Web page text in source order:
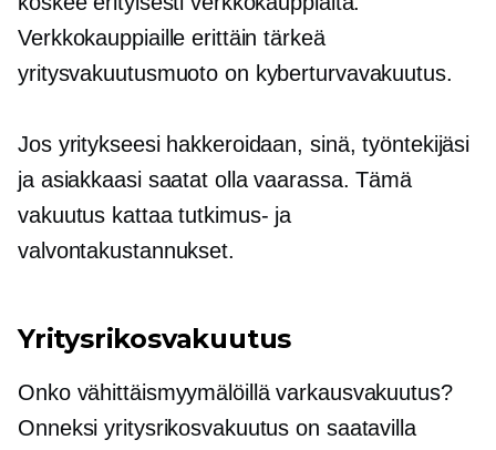
Verkkokauppiaille erittäin tärkeä
yritysvakuutusmuoto on kyberturvavakuutus.
Jos yritykseesi hakkeroidaan, sinä, työntekijäsi
ja asiakkaasi saatat olla vaarassa. Tämä
vakuutus kattaa tutkimus- ja
valvontakustannukset.
Yritysrikosvakuutus
Onko vähittäismyymälöillä varkausvakuutus?
Onneksi yritysrikosvakuutus on saatavilla